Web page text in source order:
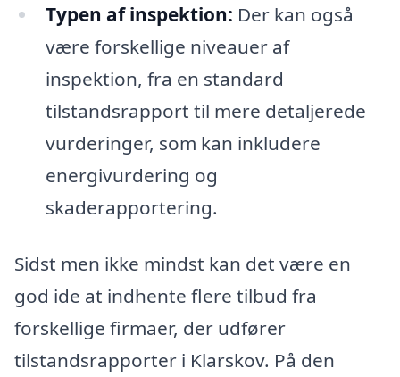
Typen af inspektion: Der kan også
være forskellige niveauer af
inspektion, fra en standard
tilstandsrapport til mere detaljerede
vurderinger, som kan inkludere
energivurdering og
skaderapportering.
Sidst men ikke mindst kan det være en
god ide at indhente flere tilbud fra
forskellige firmaer, der udfører
tilstandsrapporter i Klarskov. På den